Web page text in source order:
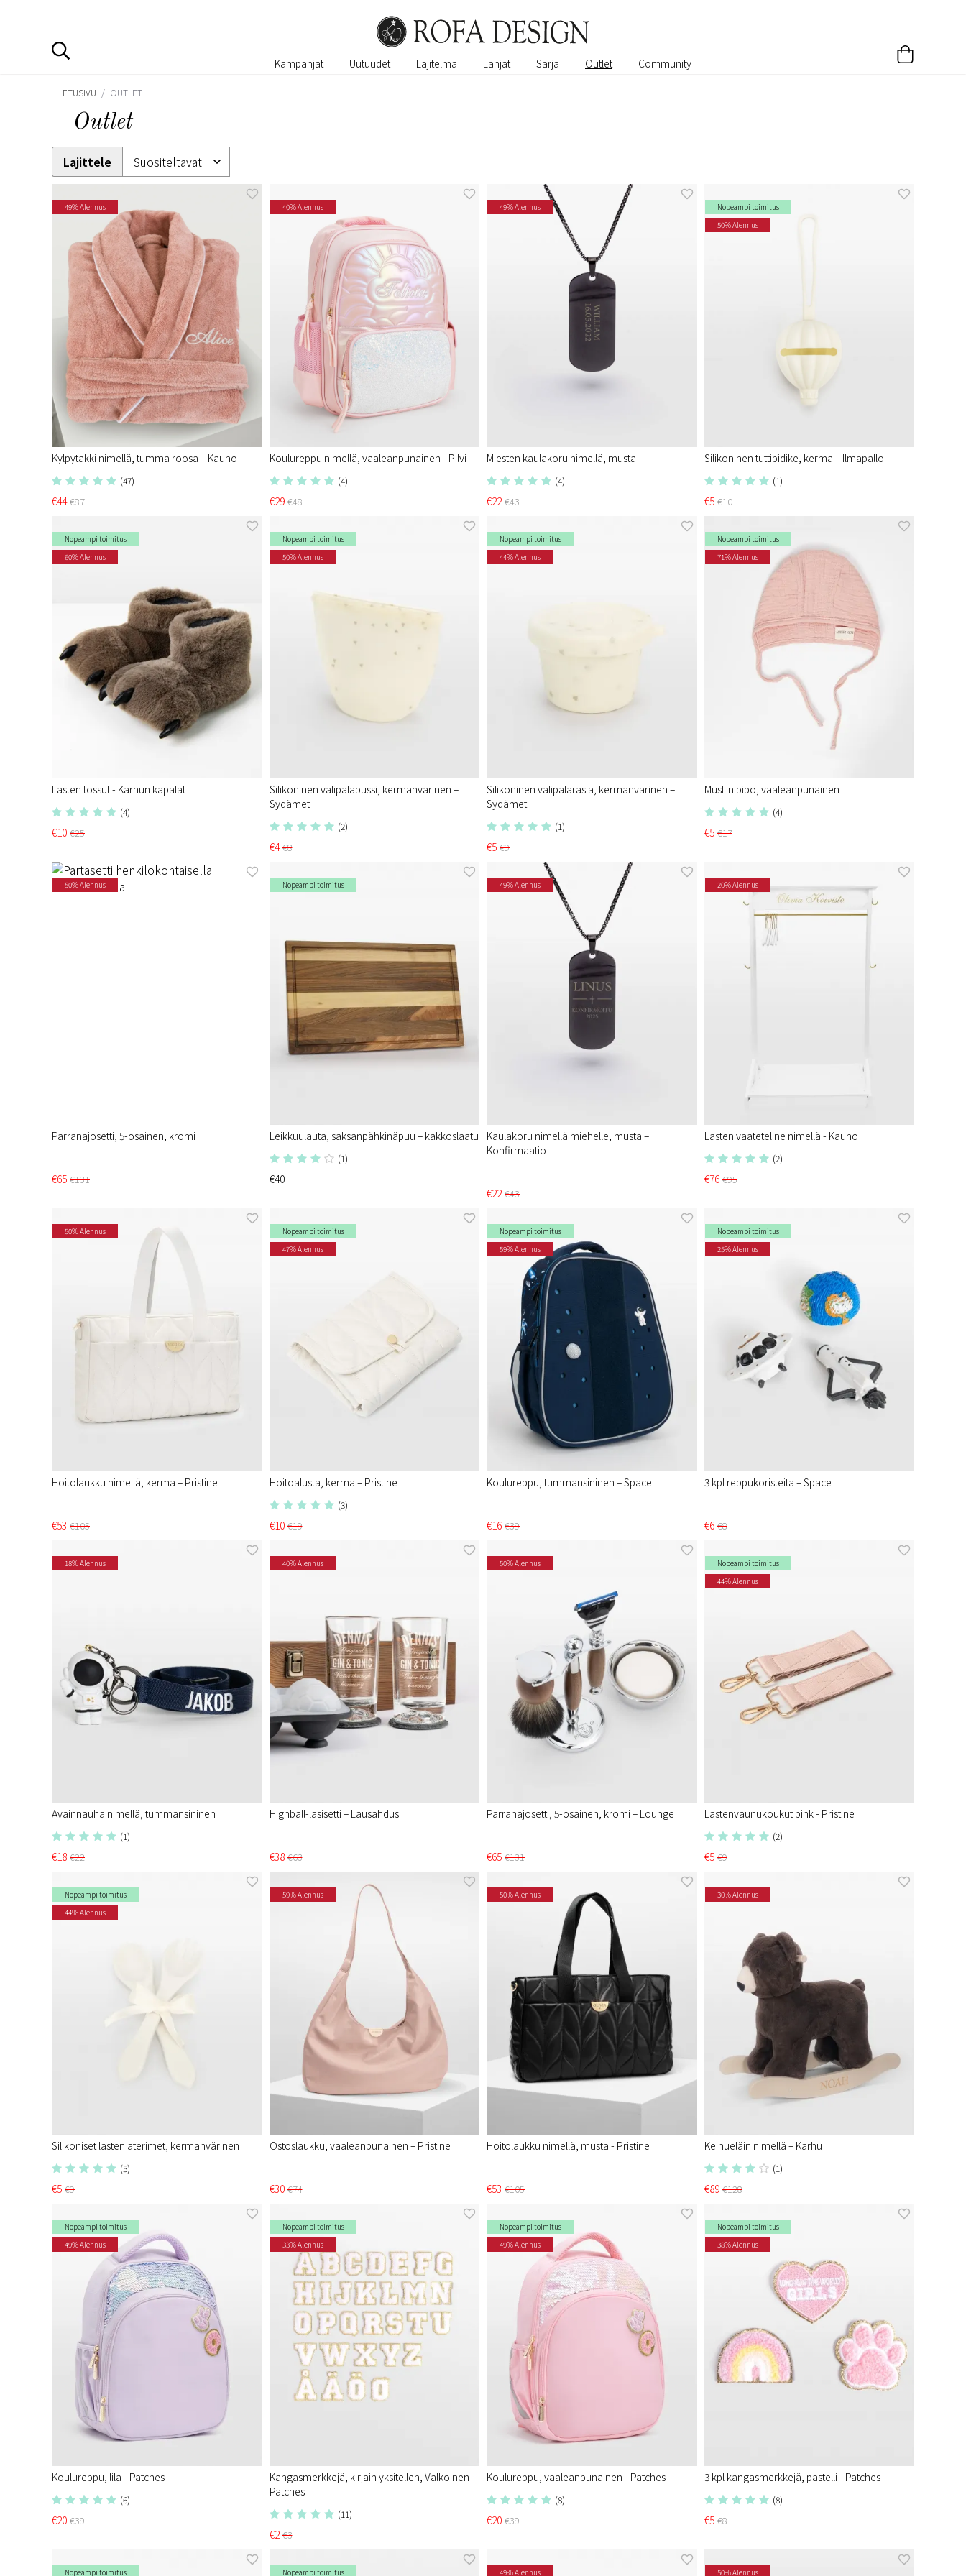
Kampanjat Uutuudet Lajitelma Lahjat Sarja Outlet Community
ETUSIVU / OUTLET
Outlet
Lajittele
49% Alennus
Kylpytakki nimellä, tumma roosa – Kauno
(47)
€44 €87
40% Alennus
Koulureppu nimellä, vaaleanpunainen - Pilvi
(4)
€29 €48
49% Alennus
Miesten kaulakoru nimellä, musta
(4)
€22 €43
Nopeampi toimitus
50% Alennus
Silikoninen tuttipidike, kerma – Ilmapallo
(1)
€5 €10
Nopeampi toimitus
60% Alennus
Lasten tossut - Karhun käpälät
(4)
€10 €25
Nopeampi toimitus
50% Alennus
Silikoninen välipalapussi, kermanvärinen –
Sydämet
(2)
€4 €8
Nopeampi toimitus
44% Alennus
Silikoninen välipalarasia, kermanvärinen –
Sydämet
(1)
€5 €9
Nopeampi toimitus
71% Alennus
Musliinipipo, vaaleanpunainen
(4)
€5 €17
50% Alennus
Parranajosetti, 5-osainen, kromi
€65 €131
Nopeampi toimitus
Leikkuulauta, saksanpähkinäpuu – kakkoslaatu
(1)
€40
49% Alennus
Kaulakoru nimellä miehelle, musta –
Konfirmaatio
€22 €43
20% Alennus
Lasten vaateteline nimellä - Kauno
(2)
€76 €95
50% Alennus
Hoitolaukku nimellä, kerma – Pristine
€53 €105
Nopeampi toimitus
47% Alennus
Hoitoalusta, kerma – Pristine
(3)
€10 €19
Nopeampi toimitus
59% Alennus
Koulureppu, tummansininen – Space
€16 €39
Nopeampi toimitus
25% Alennus
3 kpl reppukoristeita – Space
€6 €8
18% Alennus
Avainnauha nimellä, tummansininen
(1)
€18 €22
40% Alennus
Highball-lasisetti – Lausahdus
€38 €63
50% Alennus
Parranajosetti, 5-osainen, kromi – Lounge
€65 €131
Nopeampi toimitus
44% Alennus
Lastenvaunukoukut pink - Pristine​
(2)
€5 €9
Nopeampi toimitus
44% Alennus
Silikoniset lasten aterimet, kermanvärinen
(5)
€5 €9
59% Alennus
Ostoslaukku, vaaleanpunainen – Pristine​
€30 €74
50% Alennus
Hoitolaukku nimellä, musta - Pristine​
€53 €105
30% Alennus
Keinueläin nimellä – Karhu
(1)
€89 €128
Nopeampi toimitus
49% Alennus
Koulureppu, lila - Patches
(6)
€20 €39
Nopeampi toimitus
33% Alennus
Kangasmerkkejä, kirjain yksitellen, Valkoinen -
Patches
(11)
€2 €3
Nopeampi toimitus
49% Alennus
Koulureppu, vaaleanpunainen - Patches
(8)
€20 €39
Nopeampi toimitus
38% Alennus
3 kpl kangasmerkkejä, pastelli - Patches
(8)
€5 €8
Nopeampi toimitus Nopeampi toimitus 49% Alennus 50% Alennus